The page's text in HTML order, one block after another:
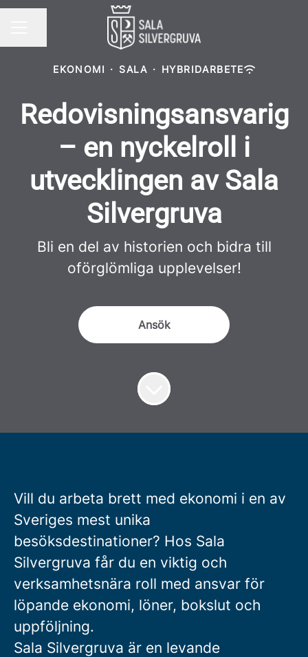
EKONOMI · SALA · HYBRIDARBETE
Redovisningsansvarig
– en nyckelroll i
utvecklingen av Sala
Silvergruva
Bli en del av historien och bidra till
oförglömliga upplevelser!
Ansök
Vill du arbeta brett med ekonomi i en av
Sveriges mest unika
besöksdestinationer? Hos Sala
Silvergruva får du en viktig och
verksamhetsnära roll med ansvar för
löpande ekonomi, löner, bokslut och
uppföljning.
Sala Silvergruva är en levande